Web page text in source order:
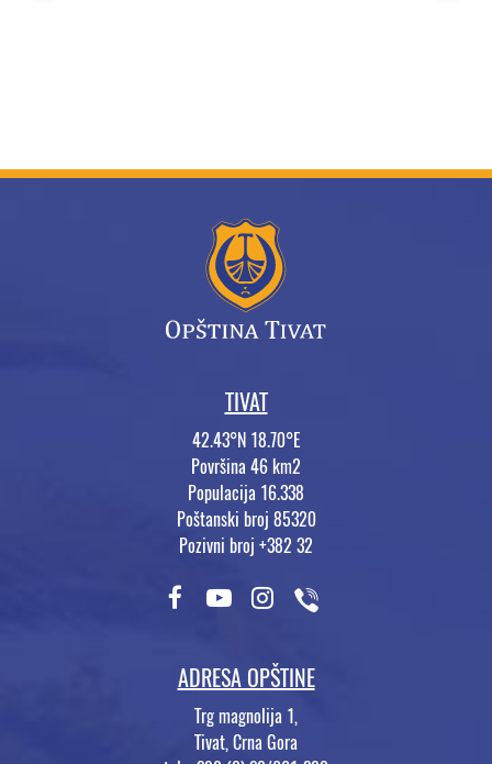
TIVAT
42.43°N 18.70°E
Površina 46 km2
Populacija 16.338
Poštanski broj 85320
Pozivni broj +382 32
ADRESA OPŠTINE
Trg magnolija 1,
Tivat, Crna Gora